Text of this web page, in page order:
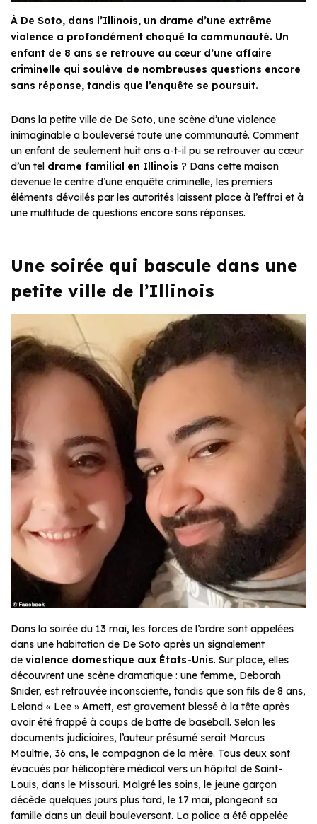
À De Soto, dans l’Illinois, un drame d’une extrême
violence a profondément choqué la communauté. Un
enfant de 8 ans se retrouve au cœur d’une affaire
criminelle qui soulève de nombreuses questions encore
sans réponse, tandis que l’enquête se poursuit.
Dans la petite ville de De Soto, une scène d’une violence
inimaginable a bouleversé toute une communauté. Comment
un enfant de seulement huit ans a-t-il pu se retrouver au cœur
d’un tel drame familial en Illinois ? Dans cette maison
devenue le centre d’une enquête criminelle, les premiers
éléments dévoilés par les autorités laissent place à l’effroi et à
une multitude de questions encore sans réponses.
Une soirée qui bascule dans une
petite ville de l’Illinois
Dans la soirée du 13 mai, les forces de l’ordre sont appelées
dans une habitation de De Soto après un signalement
de violence domestique aux États-Unis. Sur place, elles
découvrent une scène dramatique : une femme, Deborah
Snider, est retrouvée inconsciente, tandis que son fils de 8 ans,
Leland « Lee » Arnett, est gravement blessé à la tête après
avoir été frappé à coups de batte de baseball. Selon les
documents judiciaires, l’auteur présumé serait Marcus
Moultrie, 36 ans, le compagnon de la mère. Tous deux sont
évacués par hélicoptère médical vers un hôpital de Saint-
Louis, dans le Missouri. Malgré les soins, le jeune garçon
décède quelques jours plus tard, le 17 mai, plongeant sa
famille dans un deuil bouleversant. La police a été appelée